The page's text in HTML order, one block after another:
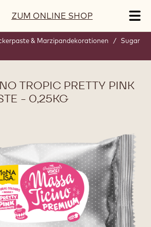
ZUM ONLINE SHOP
& Marzipandekorationen /
Sugar
TROPIC PRETTY PINK
- 0,25KG